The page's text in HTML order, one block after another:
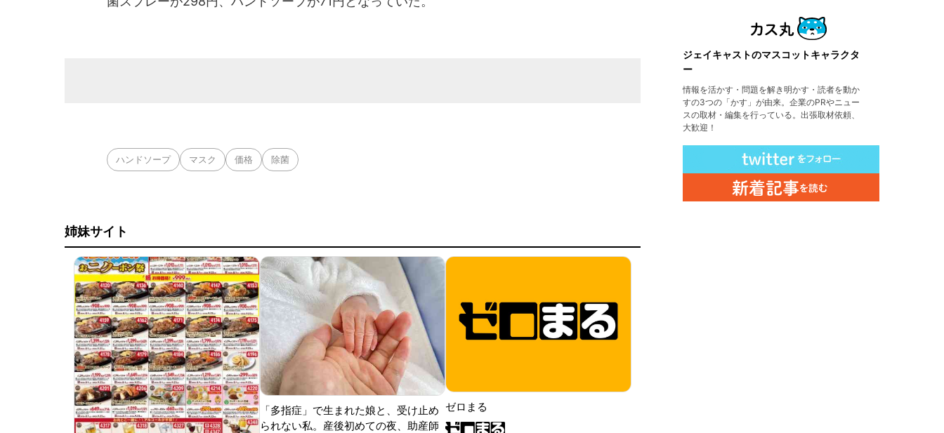
ハンドソープ マスク 価格 除菌
姉妹サイト
「多指症」で生まれた娘と、受け止め
られない私。産後初めての夜、助産師
ゼロまる
ジェイキャストのマスコットキャラクタ
ー
情報を活かす・問題を解き明かす・読者を動か
すの3つの「かす」が由来。企業のPRやニュー
スの取材・編集を行っている。出張取材依頼、
大歓迎！